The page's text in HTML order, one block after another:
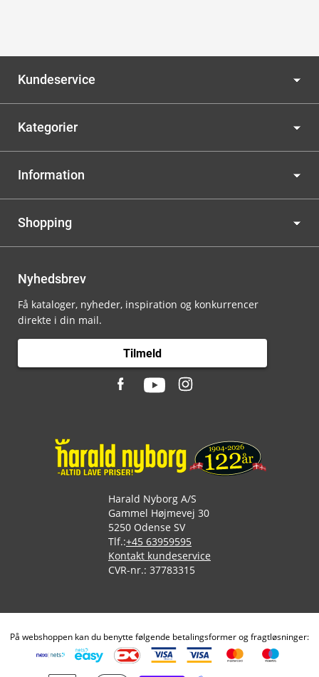
Kundeservice
Kategorier
Information
Shopping
Nyhedsbrev
Få kataloger, nyheder, inspiration og konkurrencer
direkte i din mail.
Tilmeld
Harald Nyborg A/S
Gammel Højmevej 30
5250 Odense SV
Tlf.:+45 63959595
Kontakt kundeservice
CVR-nr.: 37783315
På webshoppen kan du benytte følgende betalingsformer og fragtløsninger: